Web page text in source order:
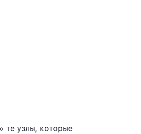
те узлы, которые